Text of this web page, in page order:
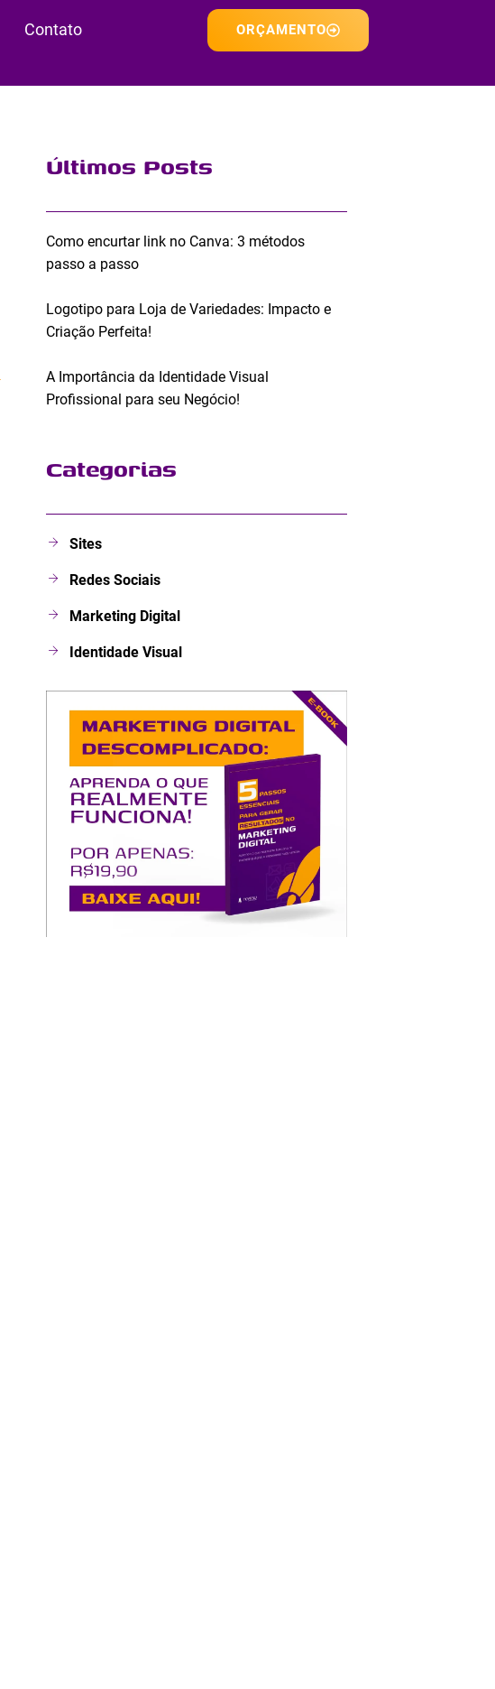
Contato ORÇAMENTO
Últimos Posts
Como encurtar link no Canva: 3 métodos
passo a passo
Logotipo para Loja de Variedades: Impacto e
Criação Perfeita!
A Importância da Identidade Visual
Profissional para seu Negócio!
Categorias
Sites
Redes Sociais
Marketing Digital
Identidade Visual